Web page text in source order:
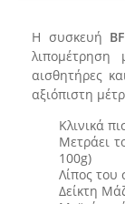
Η συσκευή
λιπομέτρηση
αισθητήρες
αξιόπιστη
Κλινικά
Μετράει
100g)
Λίπος του
Δείκτη